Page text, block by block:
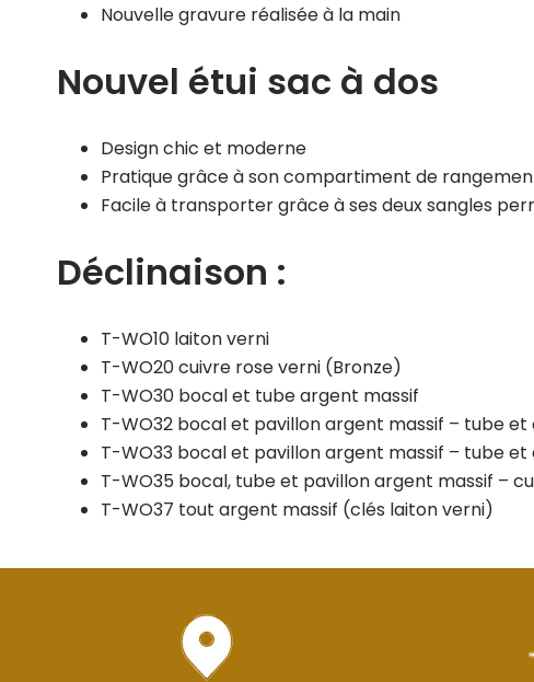
Nouvelle gravure réalisée à la main
Nouvel étui sac à dos
Design chic et moderne
Pratique grâce à son compartiment de
Facile à transporter grâce à ses deux sangles
Déclinaison :
T-WO10 laiton verni
T-WO20 cuivre rose verni (Bronze)
T-WO30 bocal et tube argent massif
T-WO32 bocal et pavillon argent massif – tube et
T-WO33 bocal et pavillon argent massif – tube et
T-WO35 bocal, tube et pavillon argent massif –
T-WO37 tout argent massif (clés laiton verni)